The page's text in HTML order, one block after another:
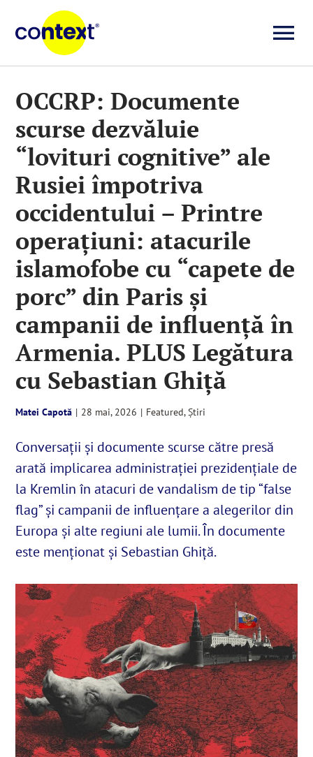
content
Știri
Seriale
Video
Despre noi
English
OCCRP: Documente
scurse dezvăluie
“lovituri cognitive” ale
Rusiei împotriva
occidentului – Printre
operațiuni: atacurile
islamofobe cu “capete de
porc” din Paris şi
campanii de influenţă în
Armenia. PLUS Legătura
cu Sebastian Ghiță
Matei Capotă | 28 mai, 2026 | Featured,Știri
Conversaţii şi documente scurse către presă
arată implicarea administraţiei prezidențiale de
la Kremlin în atacuri de vandalism de tip “false
flag” şi campanii de influenţare a alegerilor din
Europa şi alte regiuni ale lumii. În documente
este menționat și Sebastian Ghiță.